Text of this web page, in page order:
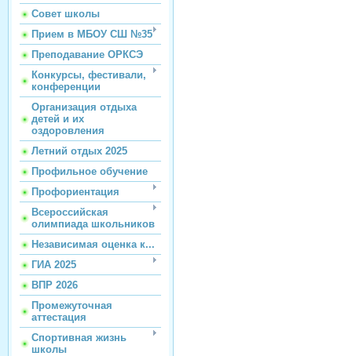
Совет школы
Прием в МБОУ СШ №35
Преподавание ОРКСЭ
Конкурсы, фестивали,
конференции
Организация отдыха
детей и их
оздоровления
Летний отдых 2025
Профильное обучение
Профориентация
Всероссийская
олимпиада школьников
Независимая оценка к...
ГИА 2025
ВПР 2026
Промежуточная
аттестация
Спортивная жизнь
школы